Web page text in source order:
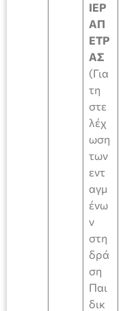
ΙΕΡ
ΑΠ
ΕΤΡ
ΑΣ
(Για
τη
στε
λέχ
ωση
των
εντ
αγμ
ένω
ν
στη
δρά
ση
Παι
δικ